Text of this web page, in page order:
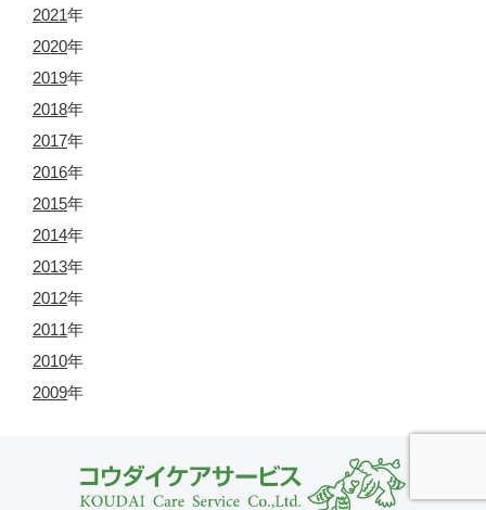
2021年
2020年
2019年
2018年
2017年
2016年
2015年
2014年
2013年
2012年
2011年
2010年
2009年